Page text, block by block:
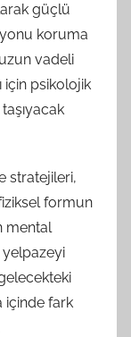
güçlü
koruma
vadeli
için psikolojik
stratejileri,
formun
mental
yelpazeyi
içinde fark